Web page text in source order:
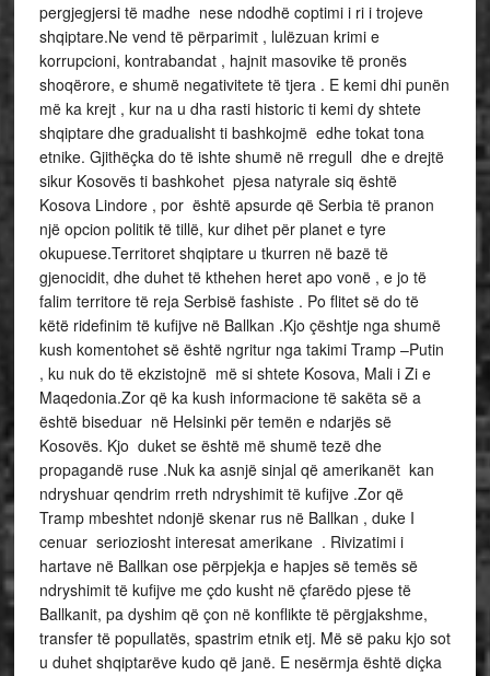
pergjegjersi të madhe nese ndodhë coptimi i ri i trojeve
shqiptare.Ne vend të përparimit , lulëzuan krimi e
korrupcioni, kontrabandat , hajnit masovike të pronës
shoqërore, e shumë negativitete të tjera . E kemi dhi punën
më ka krejt , kur na u dha rasti historic ti kemi dy shtete
shqiptare dhe gradualisht ti bashkojmë edhe tokat tona
etnike. Gjithëçka do të ishte shumë në rregull dhe e drejtë
sikur Kosovës ti bashkohet pjesa natyrale siq është
Kosova Lindore , por është apsurde që Serbia të pranon
një opcion politik të tillë, kur dihet për planet e tyre
okupuese.Territoret shqiptare u tkurren në bazë të
gjenocidit, dhe duhet të kthehen heret apo vonë , e jo të
falim territore të reja Serbisë fashiste . Po flitet së do të
këtë ridefinim të kufijve në Ballkan .Kjo çështje nga shumë
kush komentohet së është ngritur nga takimi Tramp –Putin
, ku nuk do të ekzistojnë më si shtete Kosova, Mali i Zi e
Maqedonia.Zor që ka kush informacione të sakëta së a
është biseduar në Helsinki për temën e ndarjës së
Kosovës. Kjo duket se është më shumë tezë dhe
propagandë ruse .Nuk ka asnjë sinjal që amerikanët kan
ndryshuar qendrim rreth ndryshimit të kufijve .Zor që
Tramp mbeshtet ndonjë skenar rus në Ballkan , duke I
cenuar serioziosht interesat amerikane . Rivizatimi i
hartave në Ballkan ose përpjekja e hapjes së temës së
ndryshimit të kufijve me çdo kusht në çfarëdo pjese të
Ballkanit, pa dyshim që çon në konflikte të përgjakshme,
transfer të popullatës, spastrim etnik etj. Më së paku kjo sot
u duhet shqiptarëve kudo që janë. E nesërmja është diçka